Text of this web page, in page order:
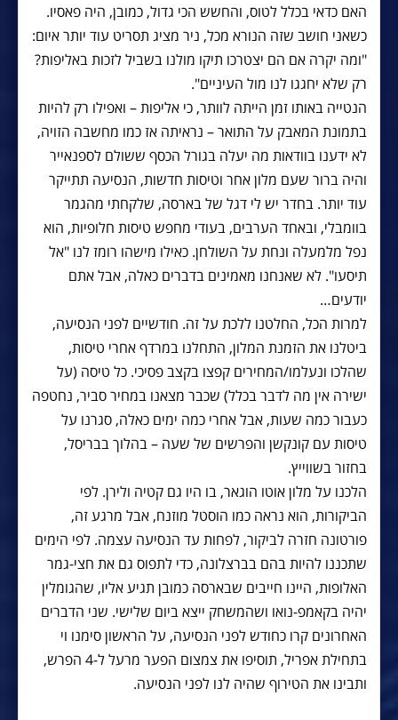
האם כדאי בכלל לטוס, והחשש הכי גדול, כמובן, היה פאסיו.
כשאני חושב שזה הנורא מכל, ניר מציג תסריט עוד יותר איום:
"ומה יקרה אם הם יצטרכו תיקו מולנו בשביל לזכות באליפות?
רק שלא יחגגו לנו מול העיניים".
הנטייה באותו זמן הייתה לוותר, כי אליפות – ואפילו רק להיות
בתמונת המאבק על התואר – נראיתה אז כמו מחשבה הזויה,
לא ידענו בוודאות מה יעלה בגורל הכסף ששולם לספנאייר
והיה ברור שעם מלון אחר וטיסות חדשות, הנסיעה תתייקר
עוד יותר. בחדר יש לי דגל של בארסה, שלקחתי מהגמר
בוומבלי, ובאחד הערבים, בעודי מחפש טיסות חלופיות, הוא
נפל מלמעלה ונחת על השולחן. כאילו מישהו רומז לנו "אל
תיסעו". לא שאנחנו מאמינים בדברים כאלה, אבל אתם
יודעים…
למרות הכל, החלטנו ללכת על זה. חודשיים לפני הנסיעה,
ביטלנו את הזמנת המלון, התחלנו במרדף אחרי טיסות,
שהלכו ונעלמו/המחירים קפצו בקצב פסיכי. כל טיסה (על
ישירה אין מה לדבר בכלל) שכבר מצאנו במחיר סביר, נחטפה
כעבור כמה שעות, אבל אחרי כמה ימים כאלה, סגרנו על
טיסות עם קונקשן והפרשים של שעה – בהלוך בבריסל,
בחזור בשווייץ.
הלכנו על מלון אוטו הוגאר, בו היו גם קטיה ולירן. לפי
הביקורות, הוא נראה כמו הוסטל מוזנח, אבל מרגע זה,
פורטונה חזרה לביקור, לפחות עד הנסיעה עצמה. לפי הימים
שתכננו להיות בהם בברצלונה, כדי לתפוס גם את חצי-גמר
האלופות, היינו חייבים שבארסה כמובן תגיע אליו, שהגומלין
יהיה בקאמפ-נואו ושהמשחק ייצא ביום שלישי. שני הדברים
האחרונים קרו כחודש לפני הנסיעה, על הראשון סימנו וי
בתחילת אפריל, תוסיפו את צמצום הפער מרעל ל-4 הפרש,
ותבינו את הטירוף שהיה לנו לפני הנסיעה.